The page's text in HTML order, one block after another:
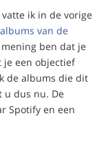
ik in de vorige
van de
ben dat je
je een objectief
de albums die dit
u dus nu. De
Spotify en een